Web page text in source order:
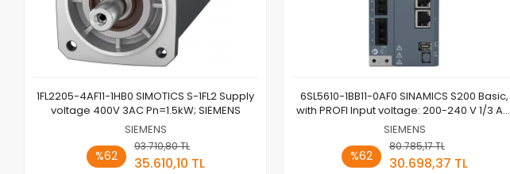
1FL2205-4AF11-1HB0 SIMOTICS S-1FL2 Supply
voltage 400V 3AC Pn=1.5kW; SIEMENS
SIEMENS
%62
93.710,80 TL
35.610,10 TL
Sepete Ekle
6SL5610-1BB11-0AF0 SINAMICS S200 Basic,
with PROFI Input voltage: 200-240 V 1/3 AC;
Motor: 1kW SIEMENS
SIEMENS
%62
80.785,17 TL
30.698,37 TL
Sepete Ekle